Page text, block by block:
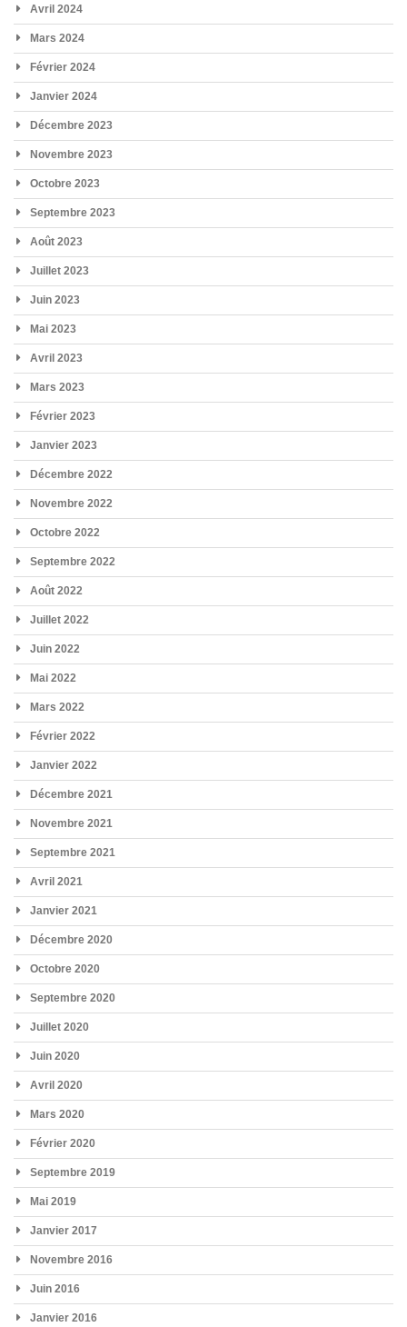
Avril 2024
Mars 2024
Février 2024
Janvier 2024
Décembre 2023
Novembre 2023
Octobre 2023
Septembre 2023
Août 2023
Juillet 2023
Juin 2023
Mai 2023
Avril 2023
Mars 2023
Février 2023
Janvier 2023
Décembre 2022
Novembre 2022
Octobre 2022
Septembre 2022
Août 2022
Juillet 2022
Juin 2022
Mai 2022
Mars 2022
Février 2022
Janvier 2022
Décembre 2021
Novembre 2021
Septembre 2021
Avril 2021
Janvier 2021
Décembre 2020
Octobre 2020
Septembre 2020
Juillet 2020
Juin 2020
Avril 2020
Mars 2020
Février 2020
Septembre 2019
Mai 2019
Janvier 2017
Novembre 2016
Juin 2016
Janvier 2016